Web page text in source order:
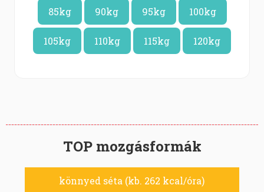
85kg 90kg 95kg 100kg
105kg 110kg 115kg 120kg
TOP mozgásformák
könnyed séta (kb. 262 kcal/óra)